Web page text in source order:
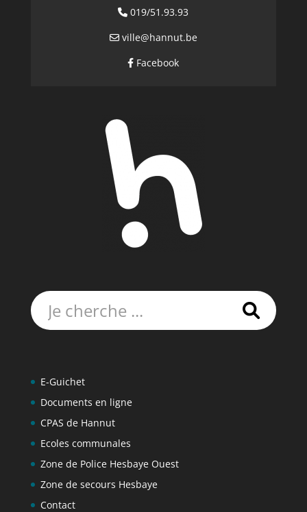
019/51.93.93
ville@hannut.be
Facebook
E-Guichet
Documents en ligne
CPAS de Hannut
Ecoles communales
Zone de Police Hesbaye Ouest
Zone de secours Hesbaye
Contact